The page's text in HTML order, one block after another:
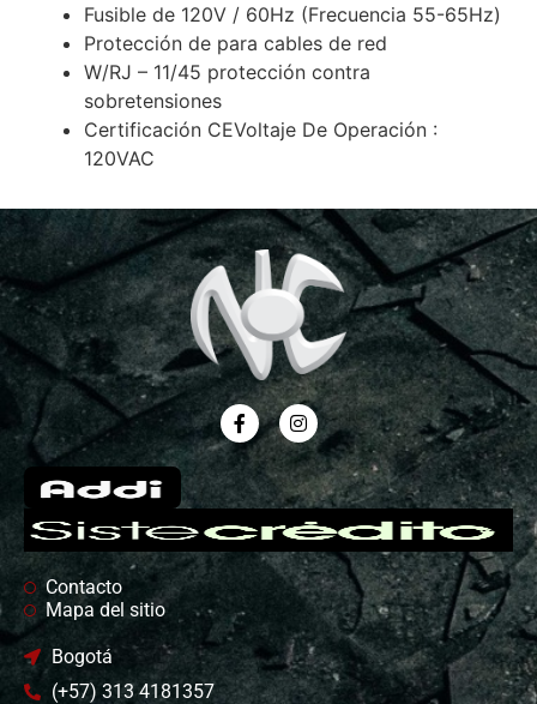
Fusible de 120V / 60Hz (Frecuencia 55-65Hz)
Protección de para cables de red
W/RJ – 11/45 protección contra
sobretensiones
Certificación CEVoltaje De Operación :
120VAC
Contacto
Mapa del sitio
Bogotá
(+57) 313 4181357